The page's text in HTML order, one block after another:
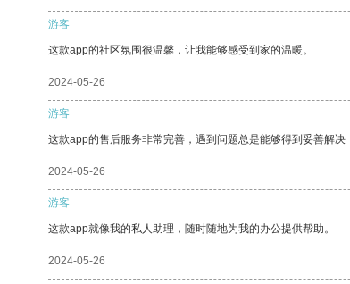
游客
这款app的社区氛围很温馨，让我能够感受到家的温暖。
2024-05-26
游客
这款app的售后服务非常完善，遇到问题总是能够得到妥善解决
2024-05-26
游客
这款app就像我的私人助理，随时随地为我的办公提供帮助。
2024-05-26